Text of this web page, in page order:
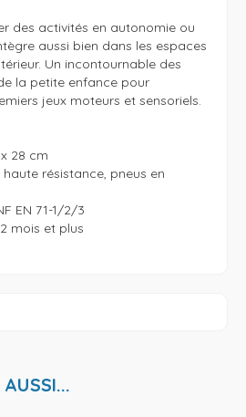
des activités en autonomie ou
aussi bien dans les espaces
Un incontournable des
la petite enfance pour
jeux moteurs et sensoriels.
28 cm
résistance, pneus en
EN 71-1/2/3
mois et plus